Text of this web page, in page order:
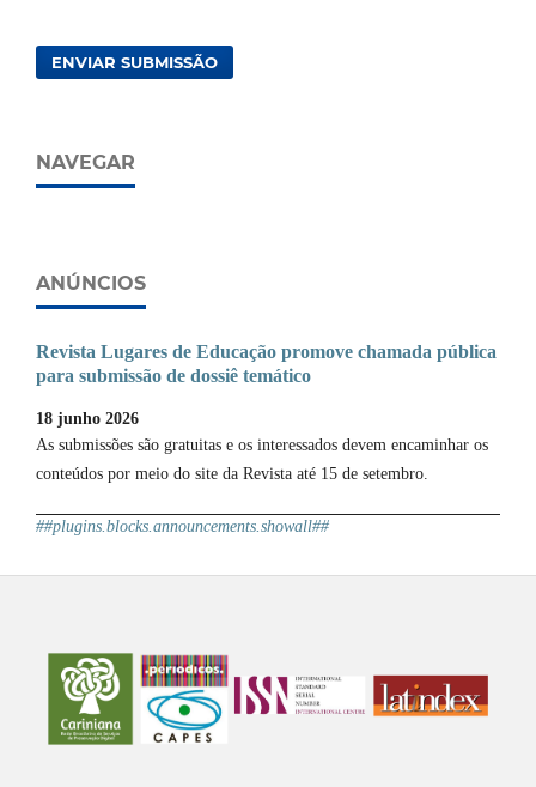
ENVIAR SUBMISSÃO
NAVEGAR
ANÚNCIOS
Revista Lugares de Educação promove chamada pública
para submissão de dossiê temático
18 junho 2026
As submissões são gratuitas e os interessados devem encaminhar os
conteúdos por meio do site da Revista até 15 de setembro.
##plugins.blocks.announcements.showall##